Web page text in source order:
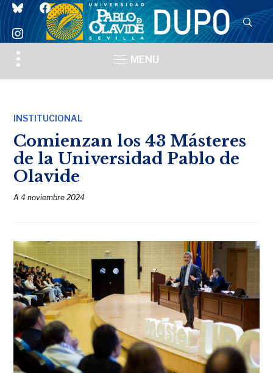
blueskyfacebook
instagram
Toggle
sidebar
MENU
INSTITUCIONAL
Comienzan los 43 Másteres
de la Universidad Pablo de
Olavide
A4 noviembre 2024